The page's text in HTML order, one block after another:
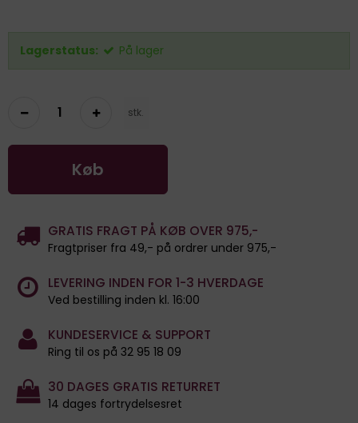
Lagerstatus: På lager
stk.
Køb
GRATIS FRAGT PÅ KØB OVER 975,-
Fragtpriser fra 49,- på ordrer under 975,-
LEVERING INDEN FOR 1-3 HVERDAGE
Ved bestilling inden kl. 16:00
KUNDESERVICE & SUPPORT
Ring til os på 32 95 18 09
30 DAGES GRATIS RETURRET
14 dages fortrydelsesret